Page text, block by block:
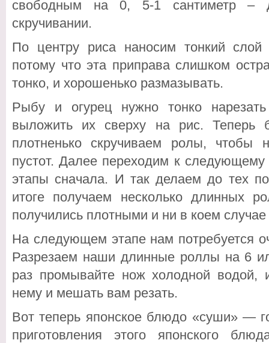
свободным на 0, 5-1 сантиметр –
скручивании.
По центру риса наносим тонкий
потому что эта приправа слишком
тонко, и хорошенько размазывать.
Рыбу и огурец нужно тонко
выложить их сверху на рис. Теперь
плотненько скручиваем ролы, чтобы
пустот. Далее переходим к
этапы сначала. И так делаем до тех
итоге получаем несколько длинных
получились плотными и ни в коем
На следующем этапе нам потребуется
Разрезаем наши длинные роллы на 6
раз промывайте нож холодной водой,
нему и мешать вам резать.
Вот теперь японское блюдо «суши» —
приготовления этого японского